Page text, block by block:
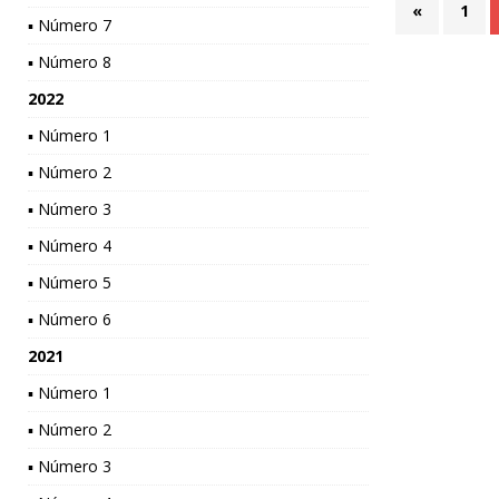
« 1
▪ Número 7
▪ Número 8
2022
▪ Número 1
▪ Número 2
▪ Número 3
▪ Número 4
▪ Número 5
▪ Número 6
2021
▪ Número 1
▪ Número 2
▪ Número 3